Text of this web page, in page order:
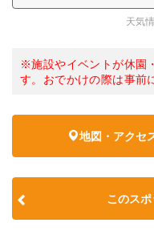
天気
※施設やイベントが休園
す。おでかけの際は事前
地図・アクセ
このス